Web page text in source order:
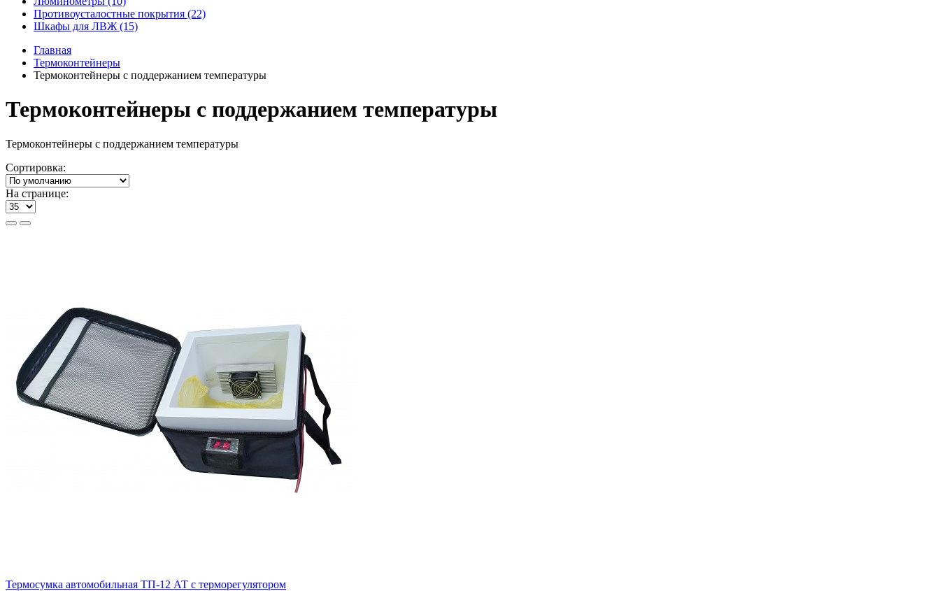
Противоусталостные покрытия (22)
Шкафы для ЛВЖ (15)
Главная
Термоконтейнеры
Термоконтейнеры с поддержанием температуры
Термоконтейнеры с поддержанием температуры
Термоконтейнеры с поддержанием температуры
Сортировка:
На странице:
Термосумка автомобильная ТП-12 АТ с терморегулятором